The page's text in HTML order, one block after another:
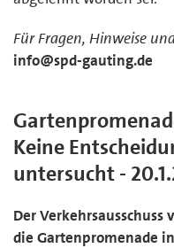
Für Fragen, Hinweise
info@spd-gauting.de
Keine
untersucht -
Der Verkehrsausschuss
die Gartenpromenade